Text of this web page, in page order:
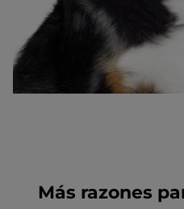
Más razones